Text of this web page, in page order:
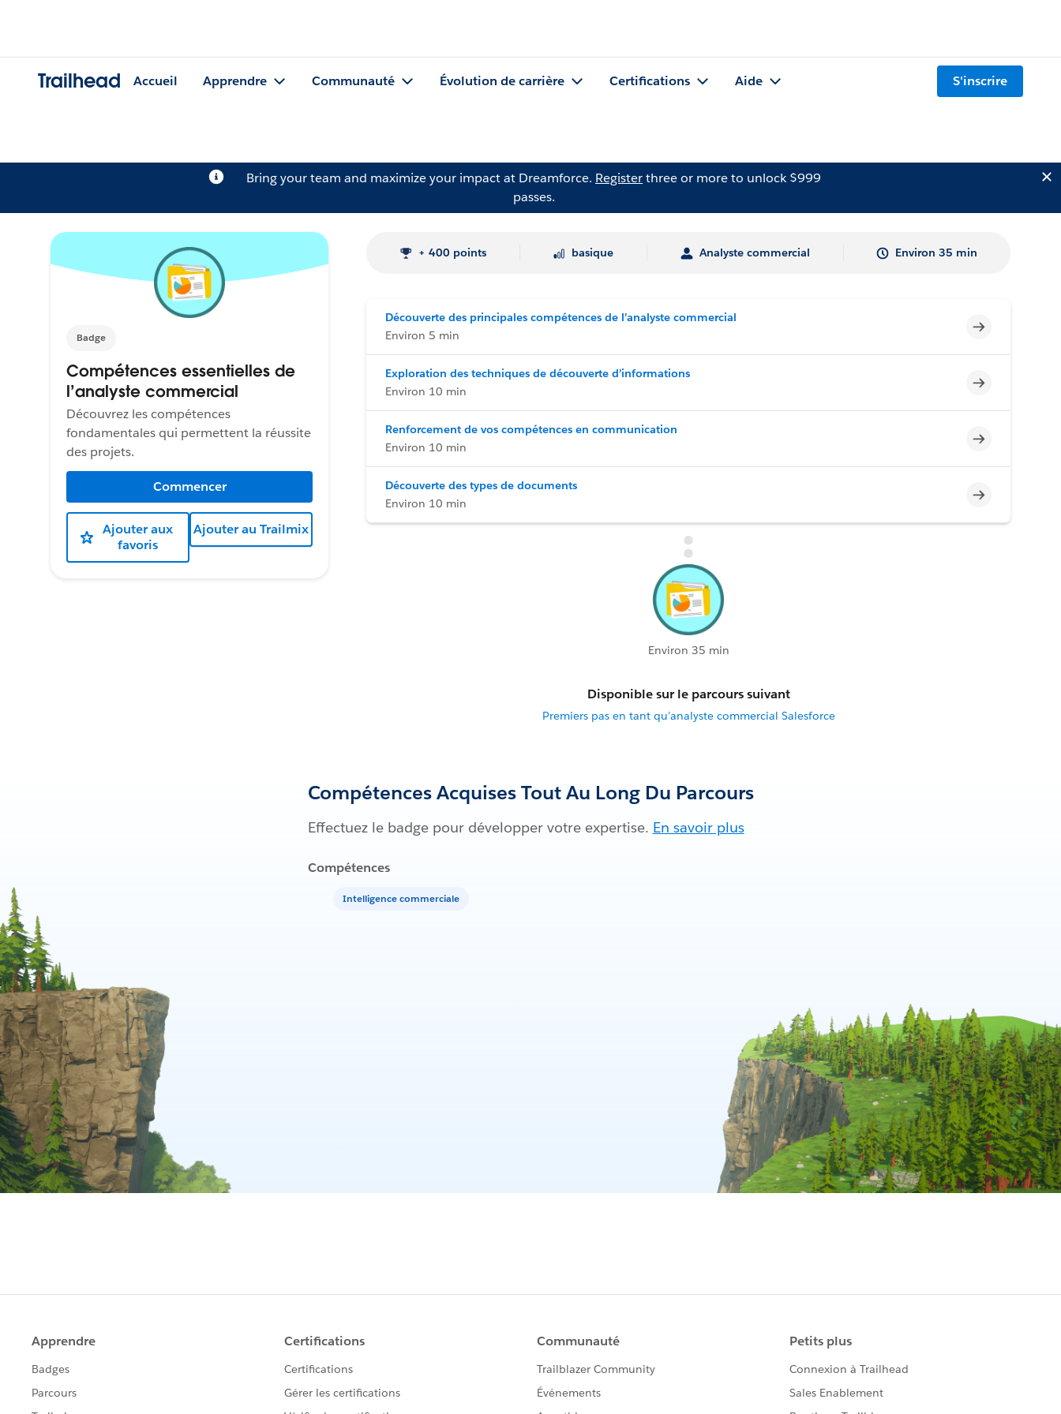
Trailhead Accueil Apprendre Communauté Évolution de carrière Certifications Aide S'inscrire
Bring your team and maximize your impact at Dreamforce. Registerthree or more to unlock $999
passes.
Badge
Compétences essentielles de
l’analyste commercial
Découvrez les compétences
fondamentales qui permettent la réussite
des projets.
Commencer
Ajouter aux
favoris
Ajouter au Trailmix
+ 400 points basique Analyste commercial Environ 35 min
Découverte des principales compétences de l’analyste commercial
Environ 5 min
Incomplet
Exploration des techniques de découverte d’informations
Environ 10 min
Incomplet
Renforcement de vos compétences en communication
Environ 10 min
Incomplet
Découverte des types de documents
Environ 10 min
Incomplet
Environ 35 min
Disponible sur le parcours suivant
Premiers pas en tant qu’analyste commercial Salesforce
Compétences Acquises Tout Au Long Du Parcours
Effectuez le badge pour développer votre expertise. En savoir plus
Compétences
Intelligence commerciale